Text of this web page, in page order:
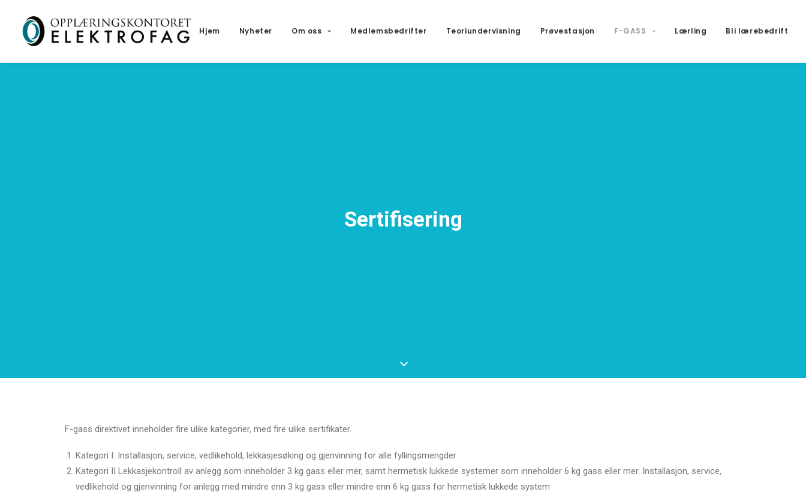
Hjem Nyheter Om oss Medlemsbedrifter Teoriundervisning Prøvestasjon F-GASS Lærling Bli lærebedrift
Sertifisering
F-gass direktivet inneholder fire ulike kategorier, med fire ulike sertifikater.
Kategori I: Installasjon, service, vedlikehold, lekkasjesøking og gjenvinning for alle fyllingsmengder
Kategori II Lekkasjekontroll av anlegg som inneholder 3 kg gass eller mer, samt hermetisk lukkede systemer som inneholder 6 kg gass eller mer. Installasjon, service,
vedlikehold og gjenvinning for anlegg med mindre enn 3 kg gass eller mindre enn 6 kg gass for hermetisk lukkede system